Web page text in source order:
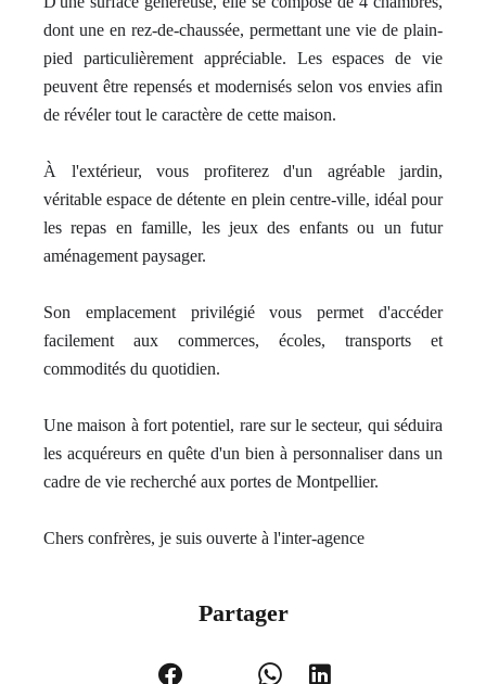
dont une en rez-de-chaussée, permettant une vie de plain-
pied particulièrement appréciable. Les espaces de vie
peuvent être repensés et modernisés selon vos envies afin
de révéler tout le caractère de cette maison.
À l'extérieur, vous profiterez d'un agréable jardin,
véritable espace de détente en plein centre-ville, idéal pour
les repas en famille, les jeux des enfants ou un futur
aménagement paysager.
Son emplacement privilégié vous permet d'accéder
facilement aux commerces, écoles, transports et
commodités du quotidien.
Une maison à fort potentiel, rare sur le secteur, qui séduira
les acquéreurs en quête d'un bien à personnaliser dans un
cadre de vie recherché aux portes de Montpellier.
Chers confrères, je suis ouverte à l'inter-agence
Partager